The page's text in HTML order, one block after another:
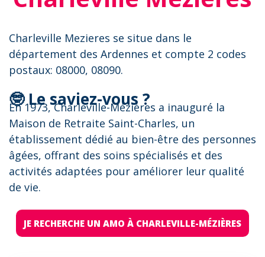
Charleville Mezieres se situe dans le
département des Ardennes et compte 2 codes
postaux: 08000, 08090.
🤓 Le saviez-vous ?
En 1973, Charleville-Mézières a inauguré la
Maison de Retraite Saint-Charles, un
établissement dédié au bien-être des personnes
âgées, offrant des soins spécialisés et des
activités adaptées pour améliorer leur qualité
de vie.
JE RECHERCHE UN AMO À CHARLEVILLE-MÉZIÈRES